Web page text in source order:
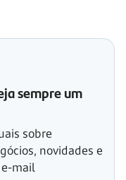
sempre um
sobre
novidades e
mail